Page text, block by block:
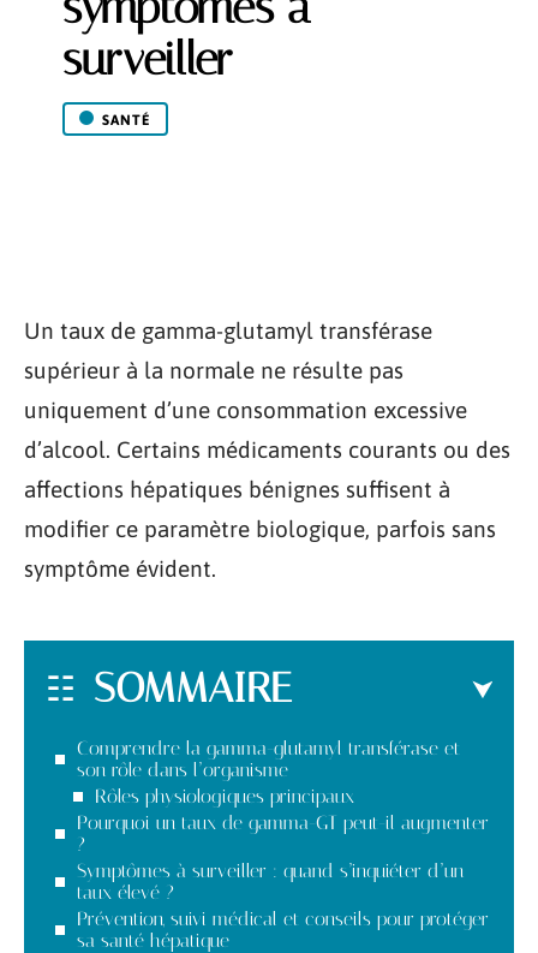
surveiller
SANTÉ
Un taux de gamma-glutamyl transférase
supérieur à la normale ne résulte pas
uniquement d’une consommation excessive
d’alcool. Certains médicaments courants ou des
affections hépatiques bénignes suffisent à
modifier ce paramètre biologique, parfois sans
symptôme évident.
SOMMAIRE
Comprendre la gamma-glutamyl transférase et
son rôle dans l’organisme
Rôles physiologiques principaux
Pourquoi un taux de gamma-GT peut-il augmenter
?
Symptômes à surveiller : quand s’inquiéter d’un
taux élevé ?
Prévention, suivi médical et conseils pour protéger
sa santé hépatique